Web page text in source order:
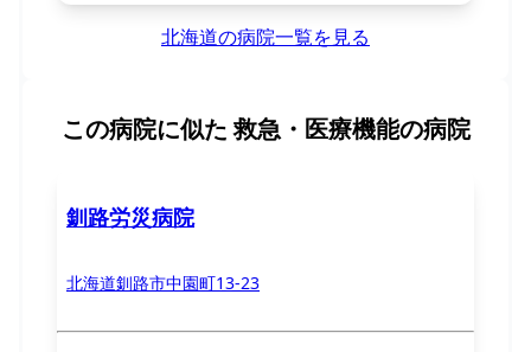
北海道の病院一覧を見る
この病院に似た 救急・医療機能の病院
釧路労災病院
北海道釧路市中園町13-23